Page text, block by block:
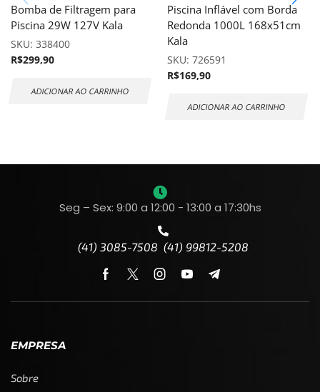
Bomba de Filtragem para
Piscina 29W 127V Kala
SKU: 338400
R$299,90
ADICIONAR AO CARRINHO
Piscina Inflável com Borda
Redonda 1000L 168x51cm
Kala
SKU: 726591
R$169,90
ADICIONAR AO CARRINHO
Seg – Sex: 9:00 a 12:00 - 13:00 a 17:30hs
(41) 3085-7508 (41) 99812-5208
EMPRESA
Sobre